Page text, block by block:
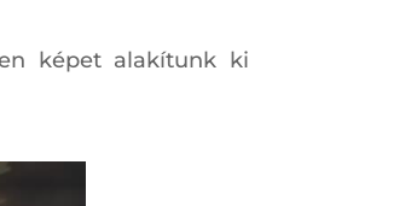
képet alakítunk ki